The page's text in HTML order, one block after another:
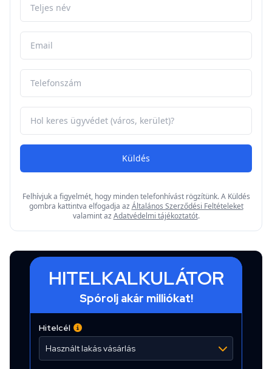
Küldés
Felhívjuk a figyelmét, hogy minden telefonhívást rögzítünk. A Küldés
gombra kattintva elfogadja az Általános Szerződési Feltételeket
valamint az Adatvédelmi tájékoztatót.